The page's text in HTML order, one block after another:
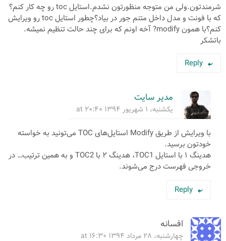
شرمندتون.ولی من متوجه منظورتون نشدم.استایل toc رو چه کار کنم؟
که با فونت و مدل داخل متنم جور در بیاد؟چطور استایل toc رو ویرایش
کنم؟با همون modify? آخه اونم که برای چند حالت تنظیم نمیشه.
باتشکر
Reply
مدیر سایت
یکشنبه، ۱ شهریور ۱۳۹۴ at ۲۰:۴۰
با ویرایش از طریق Modify استایل‌های TOC می‌تونید به خواسته
خودتون برسید.
هدینگ ۱ با استایل TOC1، هدینگ ۲ با TOC2 و به همین ترتیب… در
خروجی فهرست درج می‌شوند.
Reply
افسانه
چهارشنبه، ۲۸ مرداد ۱۳۹۴ at ۱۶:۳۰